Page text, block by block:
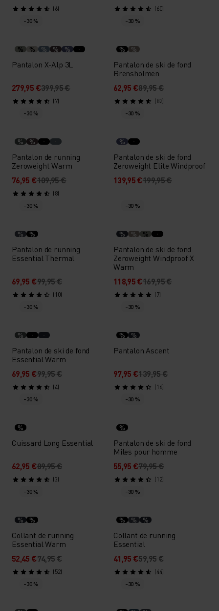
(6)
(60)
-30 %
% % % % %
Pantalon X-Alp 3L
279,95 €399,95 €
(7)
-30 %
% %
Pantalon de ski de fond
Brensholmen
62,95 €89,95 €
(82)
-30 %
% %
Pantalon de running
Zeroweight Warm
76,95 €109,95 €
(8)
-30 %
%
Pantalon de ski de fond
Zeroweight Elite Windproof
139,95 €199,95 €
-30 %
% %
Pantalon de running
Essential Thermal
69,95 €99,95 €
(10)
-30 %
% % %
Pantalon de ski de fond
Zeroweight Windproof X
Warm
118,95 €169,95 €
(7)
-30 %
%
Pantalon de ski de fond
Essential Warm
69,95 €99,95 €
(4)
-30 %
% %
Pantalon Ascent
97,95 €139,95 €
(16)
-30 %
%
Cuissard Long Essential
62,95 €89,95 €
(3)
-30 %
%
Pantalon de ski de fond
Miles pour homme
55,95 €79,95 €
(12)
-30 %
% %
Collant de running
Essential Warm
52,45 €74,95 €
(52)
-30 %
% % %
Collant de running
Essential
41,95 €59,95 €
(44)
-30 %
-30 %